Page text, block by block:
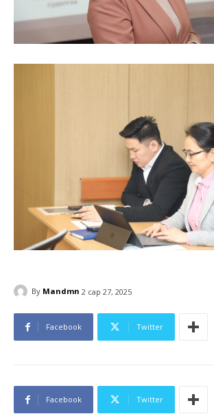
By Mandmn 2 сар 27, 2025
Facebook Twitter
Facebook Twitter